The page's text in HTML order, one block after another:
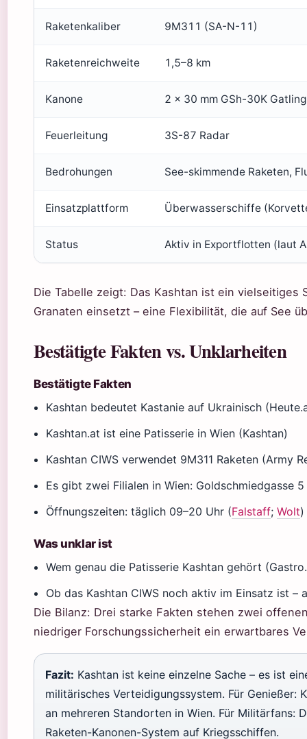
Raketenkaliber 9M311 (SA-N-11)
Raketenreichweite 1,5–8 km
Kanone 2 × 30 mm GSh-30K Gatling
Feuerleitung 3S-87 Radar
Bedrohungen See-skimmende Raketen,
Einsatzplattform Überwasserschiffe
Status Aktiv in Exportflotten (laut
Die Tabelle zeigt: Das Kashtan ist ein vielseitiges
Granaten einsetzt – eine Flexibilität, die auf See
Bestätigte Fakten vs. Unklarheiten
Bestätigte Fakten
Kashtan bedeutet Kastanie auf Ukrainisch
Kashtan.at ist eine Patisserie in Wien (Kashtan)
Kashtan CIWS verwendet 9M311 Raketen (Army
Es gibt zwei Filialen in Wien: Goldschmiedgasse
Öffnungszeiten: täglich 09–20 Uhr (Falstaff;Wolt)
Was unklar ist
Wem genau die Patisserie Kashtan gehört
Ob das Kashtan CIWS noch aktiv im Einsatz ist
Die Bilanz: Drei starke Fakten stehen zwei
niedriger Forschungssicherheit ein erwartbares
Fazit: Kashtan ist keine einzelne Sache – es ist
militärisches Verteidigungssystem. Für Genießer:
an mehreren Standorten in Wien. Für Militärfans:
Raketen-Kanonen-System auf Kriegsschiffen.